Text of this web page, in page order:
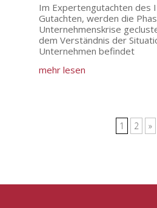
Im Expertengutachten des
Gutachten, werden die
Unternehmenskrise
dem Verständnis der
Unternehmen befindet
mehr lesen
1 2 »